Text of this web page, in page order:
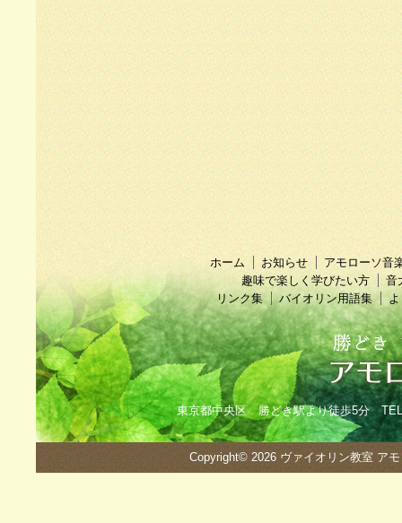
ホーム お知らせ
アモローソ音
趣味で楽しく学びたい方
音
リンク集
バイオリン用語集
東京都中央区 勝どき駅より徒歩5分
Copyright© 2026 ヴァイオリン教室 ア